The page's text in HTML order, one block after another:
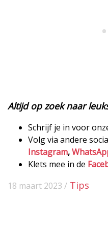
Altijd op zoek naar
Schrijf je in voor
Volg via andere
Instagram,
Klets mee in de
18 maart 2023 / Tips